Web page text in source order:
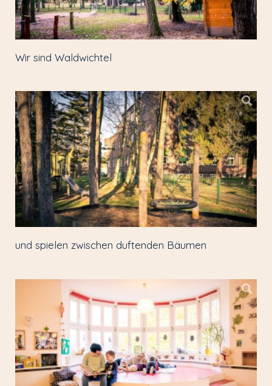
Wir sind Waldwichtel
und spielen zwischen duftenden Bäumen